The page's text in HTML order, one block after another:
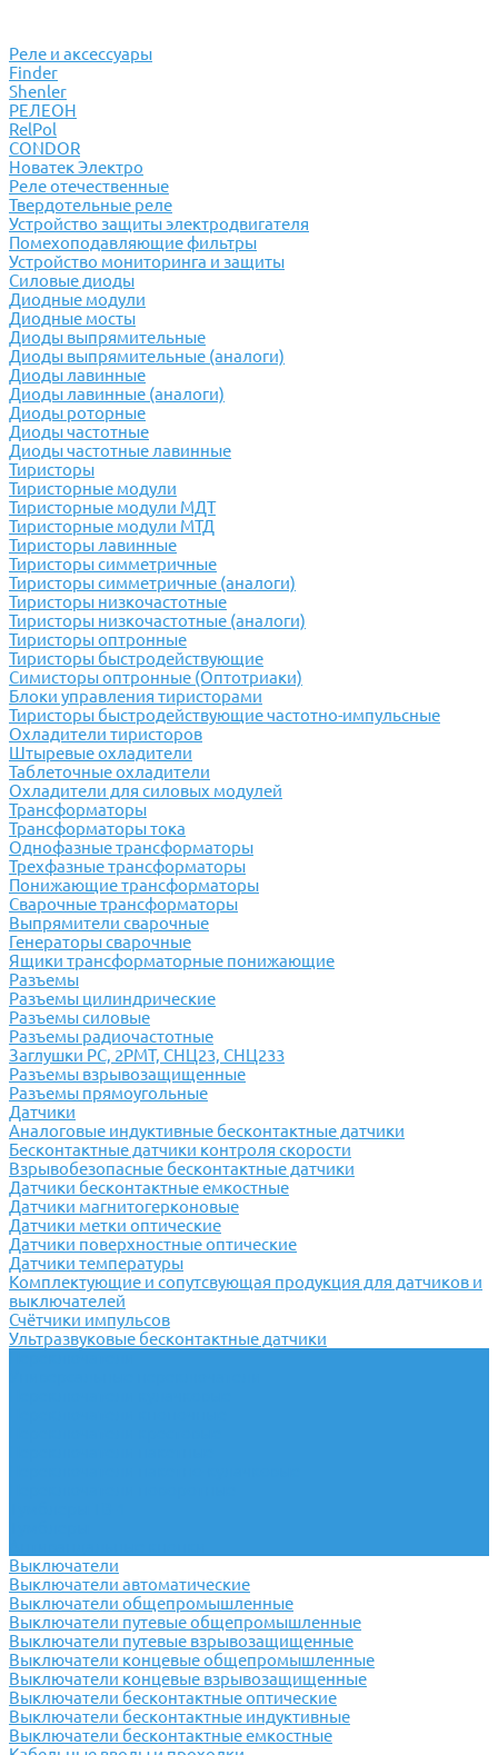
Реле и аксессуары
Finder
Shenler
РЕЛЕОН
RelPol
CONDOR
Новатек Электро
Реле отечественные
Твердотельные реле
Устройство защиты электродвигателя
Помехоподавляющие фильтры
Устройство мониторинга и защиты
Силовые диоды
Диодные модули
Диодные мосты
Диоды выпрямительные
Диоды выпрямительные (аналоги)
Диоды лавинные
Диоды лавинные (аналоги)
Диоды роторные
Диоды частотные
Диоды частотные лавинные
Тиристоры
Тиристорные модули
Тиристорные модули МДТ
Тиристорные модули МТД
Тиристоры лавинные
Тиристоры симметричные
Тиристоры симметричные (аналоги)
Тиристоры низкочастотные
Тиристоры низкочастотные (аналоги)
Тиристоры оптронные
Тиристоры быстродействующие
Симисторы оптронные (Оптотриаки)
Блоки управления тиристорами
Тиристоры быстродействующие частотно-импульсные
Охладители тиристоров
Штыревые охладители
Таблеточные охладители
Охладители для силовых модулей
Трансформаторы
Трансформаторы тока
Однофазные трансформаторы
Трехфазные трансформаторы
Понижающие трансформаторы
Сварочные трансформаторы
Выпрямители сварочные
Генераторы сварочные
Ящики трансформаторные понижающие
Разъемы
Разъемы цилиндрические
Разъемы силовые
Разъемы радиочастотные
Заглушки РС, 2РМТ, СНЦ23, СНЦ233
Разъемы взрывозащищенные
Разъемы прямоугольные
Датчики
Аналоговые индуктивные бесконтактные датчики
Бесконтактные датчики контроля скорости
Взрывобезопасные бесконтактные датчики
Датчики бесконтактные емкостные
Датчики магнитогерконовые
Датчики метки оптические
Датчики поверхностные оптические
Датчики температуры
Комплектующие и сопутсвующая продукция для датчиков и
выключателей
Счётчики импульсов
Ультразвуковые бесконтактные датчики
Выключатели
Выключатели автоматические
Выключатели общепромышленные
Выключатели путевые общепромышленные
Выключатели путевые взрывозащищенные
Выключатели концевые общепромышленные
Выключатели концевые взрывозащищенные
Выключатели бесконтактные оптические
Выключатели бесконтактные индуктивные
Выключатели бесконтактные емкостные